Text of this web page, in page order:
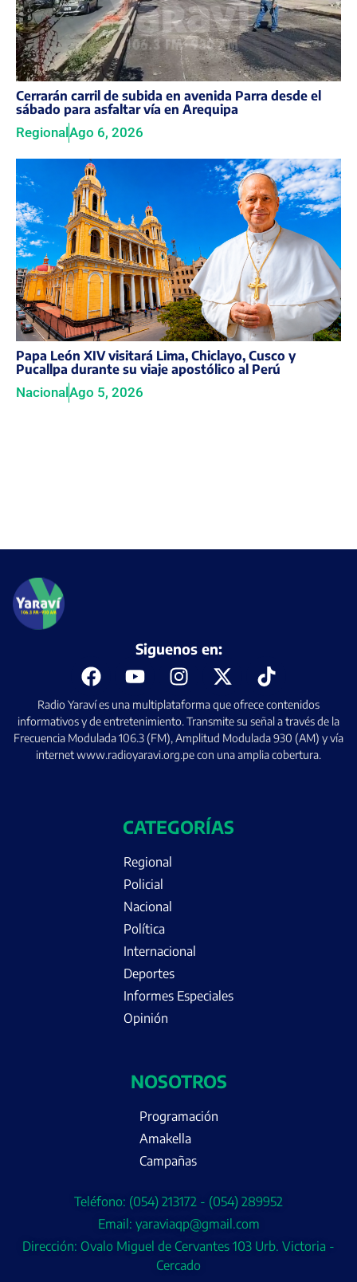
Cerrarán carril de subida en avenida Parra desde el
sábado para asfaltar vía en Arequipa
RegionalAgo 6, 2026
Papa León XIV visitará Lima, Chiclayo, Cusco y
Pucallpa durante su viaje apostólico al Perú
Nacional Ago 5, 2026
Radio Yaraví es una multiplataforma que ofrece contenidos
informativos y de entretenimiento. Transmite su señal a través de la
Frecuencia Modulada 106.3 (FM), Amplitud Modulada 930 (AM) y vía
internet www.radioyaravi.org.pe con una amplia cobertura.
Siguenos en:
CATEGORÍAS
Regional
Policial
Nacional
Política
Internacional
Deportes
Informes Especiales
Opinión
NOSOTROS
Programación
Amakella
Campañas
Teléfono: (054) 213172 - (054) 289952
Email: yaraviaqp@gmail.com
Dirección: Ovalo Miguel de Cervantes 103 Urb. Victoria -
Cercado